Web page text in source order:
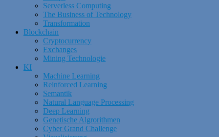
Serverless Computing
The Business of Technology
Transformation
Blockchain
Cryptocurrency
Exchanges
Mining Technologie
KI
Machine Learning
Reinforced Learning
Semantik
Natural Language Processing
Deep Learning
Genetische Algrorithmen
Cyber Grand Challenge